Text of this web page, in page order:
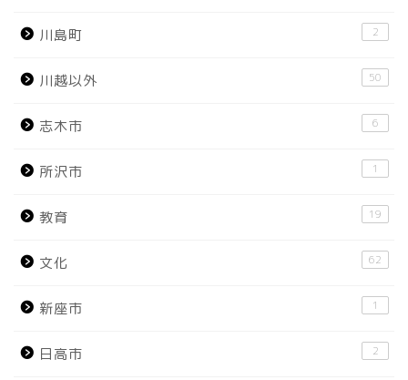
川島町 2
川越以外 50
志木市 6
所沢市 1
教育 19
文化 62
新座市 1
日高市 2